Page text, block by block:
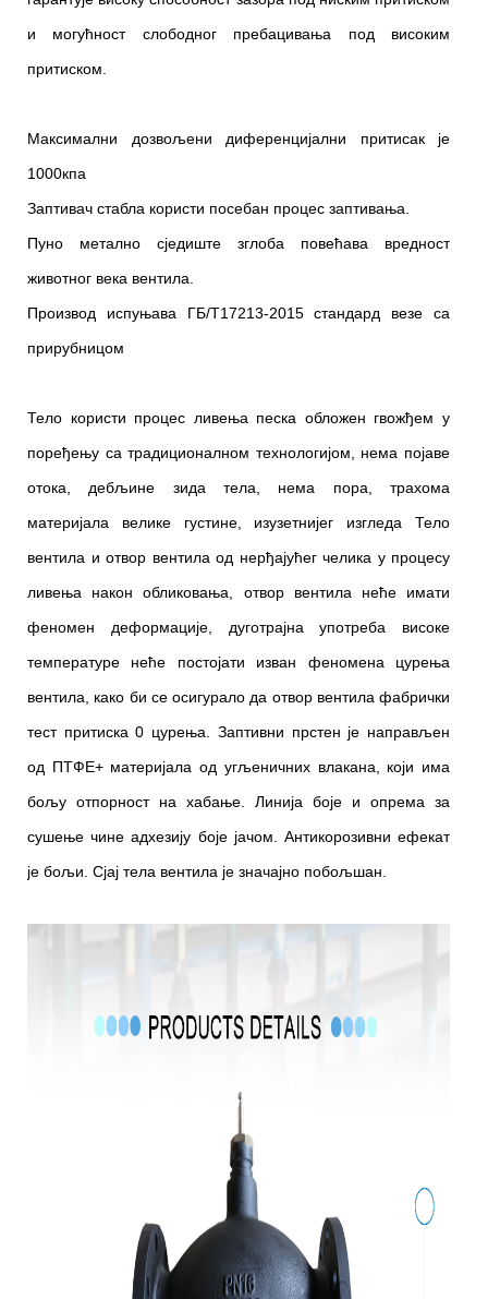
и могућност слободног пребацивања под високим
притиском.​
Максимални дозвољени диференцијални притисак је
1000кпа
Заптивач стабла користи посебан процес заптивања.​
Пуно метално сједиште зглоба повећава вредност
животног века вентила.​
Производ испуњава ГБ/Т17213-2015 стандард везе са
прирубницом
Тело користи процес ливења песка обложен гвожђем у
поређењу са традиционалном технологијом, нема појаве
отока, дебљине зида тела, нема пора, трахома
материјала велике густине, изузетнијег изгледа Тело
вентила и отвор вентила од нерђајућег челика у процесу
ливења након обликовања, отвор вентила неће имати
феномен деформације, дуготрајна употреба високе
температуре неће постојати изван феномена цурења
вентила, како би се осигурало да отвор вентила фабрички
тест притиска 0 цурења. Заптивни прстен је направљен
од ПТФЕ+ материјала од угљеничних влакана, који има
бољу отпорност на хабање. Линија боје и опрема за
сушење чине адхезију боје јачом. Антикорозивни ефекат
је бољи. Сјај тела вентила је значајно побољшан.